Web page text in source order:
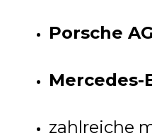
Porsche AG
Mercedes-
zahlreiche